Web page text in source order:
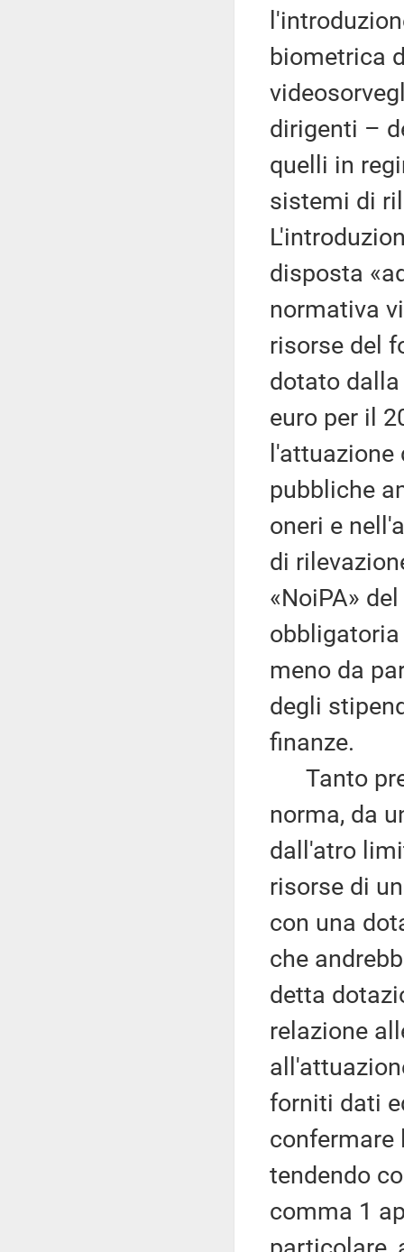
biometrica
dirigenti –
quelli in
sistemi di
disposta
normativa
risorse del
dotato
euro per il
pubbliche
oneri e
di
«NoiPA»
meno da
degli
finanze.
Tanto
norma, da
dall'atro
risorse di
con una
che
detta
relazione
forniti dati
confermare
tendendo
comma 1